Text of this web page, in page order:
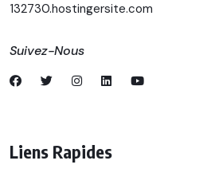
132730.hostingersite.com
Suivez-Nous
Liens Rapides